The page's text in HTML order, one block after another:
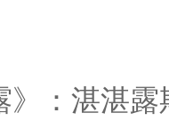
》：湛湛